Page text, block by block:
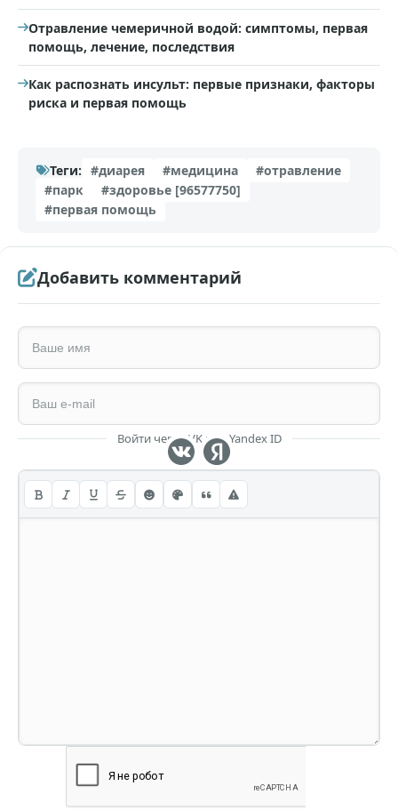
Отравление чемеричной водой: симптомы, первая
помощь, лечение, последствия
Как распознать инсульт: первые признаки, факторы
риска и первая помощь
Теги: #диарея #медицина
#отравление
#парк
#здоровье [96577750]
#первая помощь
Добавить комментарий
Войти через VK или Yandex ID